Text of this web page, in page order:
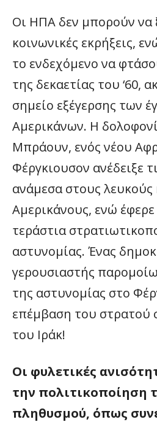
Οι ΗΠΑ δεν μπορούν να
κοινωνικές εκρήξεις,
το ενδεχόμενο να
της δεκαετίας του ‘60,
σημείο εξέγερσης των
Αμερικάνων. Η
Μπράουν, ενός νέου
Φέργκιουσον ανέδειξε
ανάμεσα στους
Αμερικάνους, ενώ
τεράστια
αστυνομίας. Ένας
γερουσιαστής
της αστυνομίας στο
επέμβαση του στρατού
του Ιράκ!
Οι φυλετικές
την πολιτικοποίηση
πληθυσμού, όπως